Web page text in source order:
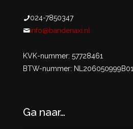
024-7850347
info@bandenaxi.nl
KVK-nummer: 57728461
BTW-nummer: NL206050999B01
Ga naar…